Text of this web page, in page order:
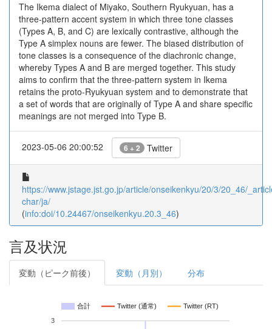
The Ikema dialect of Miyako, Southern Ryukyuan, has a
three-pattern accent system in which three tone classes
(Types A, B, and C) are lexically contrastive, although the
Type A simplex nouns are fewer. The biased distribution of
tone classes is a consequence of the diachronic change,
whereby Types A and B are merged together. This study
aims to confirm that the three-pattern system in Ikema
retains the proto-Ryukyuan system and to demonstrate that
a set of words that are originally of Type A and share specific
meanings are not merged into Type B.
2023-05-06 20:00:52 6 + 2 Twitter
https://www.jstage.jst.go.jp/article/onseikenkyu/20/3/20_46/
char/ja/
(info:doi/10.24467/onseikenkyu.20.3_46)
言及状況
変動（ピーク前後） 変動（月別） 分布
合計 Twitter (通常) Twitter (RT)
3